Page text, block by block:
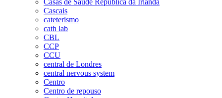
Cascais
cateterismo
cath lab
CBL
CCP
CCU
central de Londres
central nervous system
Centro
Centro de repouso